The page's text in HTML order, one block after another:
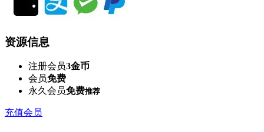
资源信息
注册会员3金币
会员免费
永久会员免费推荐
充值会员